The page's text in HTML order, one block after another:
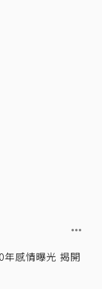
年感情曝光 揭開